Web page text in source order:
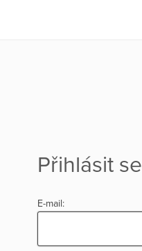
Přihlásit se
E-mail: